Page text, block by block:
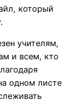
который
учителям,
и всем, кто
одном листе